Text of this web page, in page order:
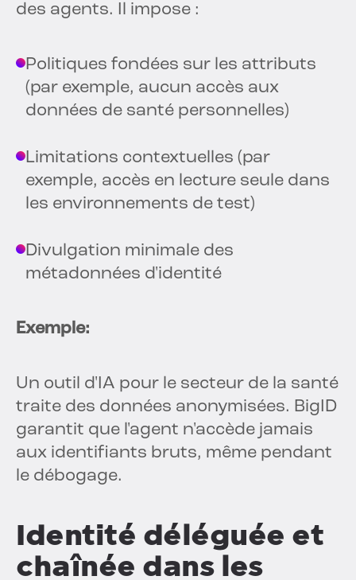
des agents. Il impose :
Politiques fondées sur les attributs
(par exemple, aucun accès aux
données de santé personnelles)
Limitations contextuelles (par
exemple, accès en lecture seule dans
les environnements de test)
Divulgation minimale des
métadonnées d'identité
Exemple:
Un outil d'IA pour le secteur de la santé
traite des données anonymisées. BigID
garantit que l'agent n'accède jamais
aux identifiants bruts, même pendant
le débogage.
Identité déléguée et
chaînée dans les